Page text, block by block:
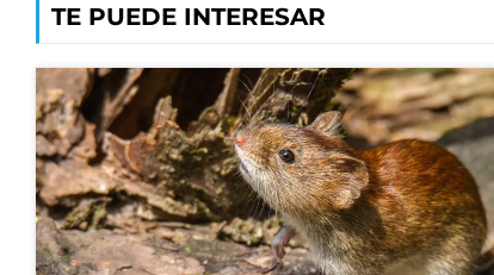
TE PUEDE INTERESAR